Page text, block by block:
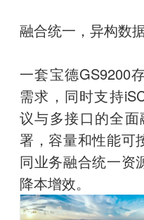
融合统一，异构数
一套宝德GS9200
需求，同时支持
议与多接口的全
署，容量和性能可
同业务融合统一资
降本增效。